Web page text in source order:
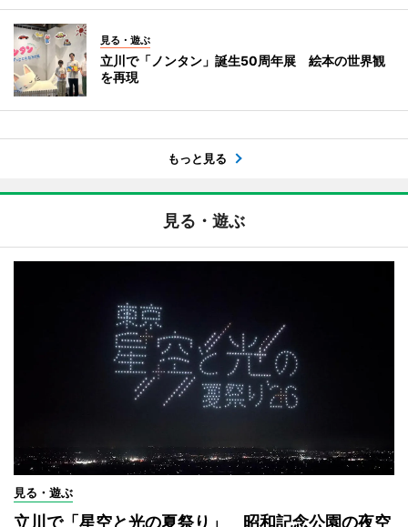
見る・遊ぶ
立川で「ノンタン」誕生50周年展 絵本の世界観
を再現
もっと見る
見る・遊ぶ
見る・遊ぶ
立川で「星空と光の夏祭り」 昭和記念公園の夜空